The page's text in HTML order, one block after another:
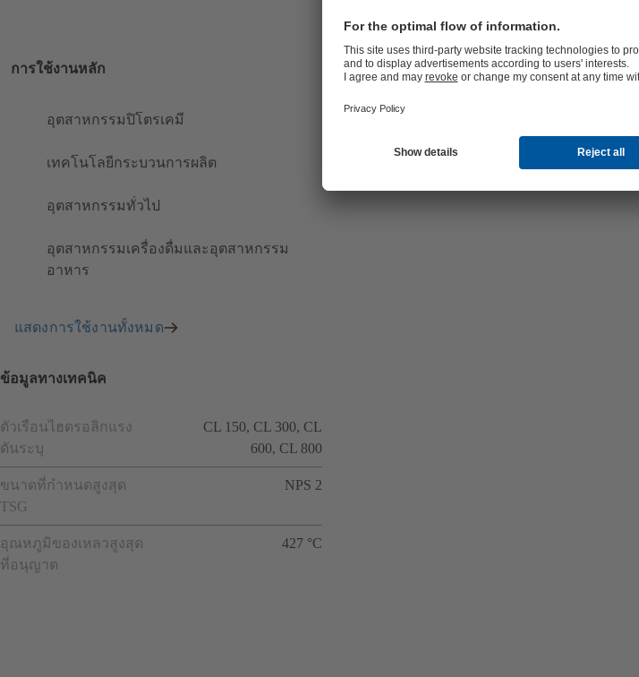
การใช้งานหลัก
อุตสาหกรรมปิโตรเคมี
เทคโนโลยีกระบวนการผลิต
อุตสาหกรรมทั่วไป
อุตสาหกรรมเครื่องดื่มและอุตสาหกรรม
อาหาร
แสดงการใช้งานทั้งหมด
ข้อมูลทางเทคนิค
ตัวเรือนไฮดรอลิกแรง
ดันระบุ
CL 150, CL 300, CL
600, CL 800
ขนาดที่กำหนดสูงสุด
TSG
NPS 2
อุณหภูมิของเหลวสูงสุด
ที่อนุญาต
427 °C